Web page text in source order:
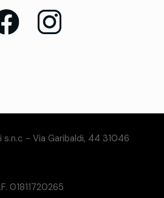
- Via Garibaldi, 44 31046
01811720265